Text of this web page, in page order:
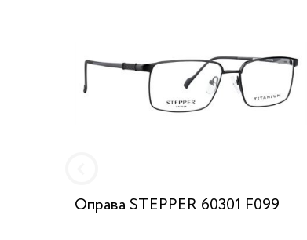
Оправа STEPPER 60301 F099